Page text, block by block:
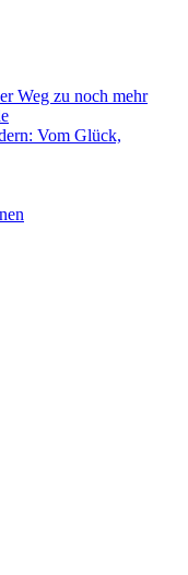
Weg zu noch mehr
Vom Glück,